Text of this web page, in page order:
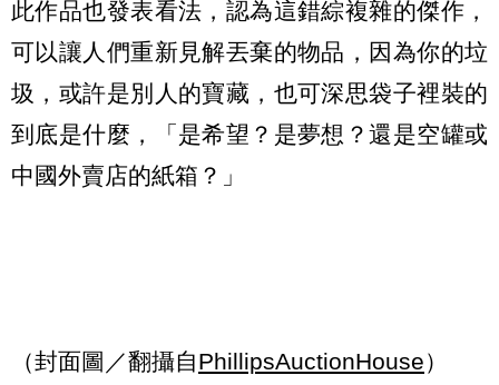
此作品也發表看法，認為這錯綜複雜的傑作，
可以讓人們重新見解丟棄的物品，因為你的垃
圾，或許是別人的寶藏，也可深思袋子裡裝的
到底是什麼，「是希望？是夢想？還是空罐或
中國外賣店的紙箱？」
（封面圖／翻攝自PhillipsAuctionHouse）